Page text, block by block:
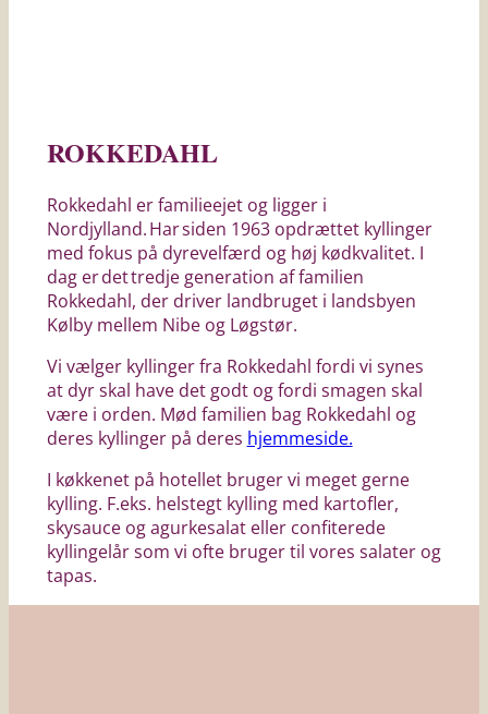
ROKKEDAHL
Rokkedahl er familieejet og ligger i
Nordjylland. Har siden 1963 opdrættet kyllinger
med fokus på dyrevelfærd og høj kødkvalitet. I
dag er det tredje generation af familien
Rokkedahl, der driver landbruget i landsbyen
Kølby mellem Nibe og Løgstør.
Vi vælger kyllinger fra Rokkedahl fordi vi synes
at dyr skal have det godt og fordi smagen skal
være i orden. Mød familien bag Rokkedahl og
deres kyllinger på deres hjemmeside.
I køkkenet på hotellet bruger vi meget gerne
kylling. F.eks. helstegt kylling med kartofler,
skysauce og agurkesalat eller confiterede
kyllingelår som vi ofte bruger til vores salater og
tapas.